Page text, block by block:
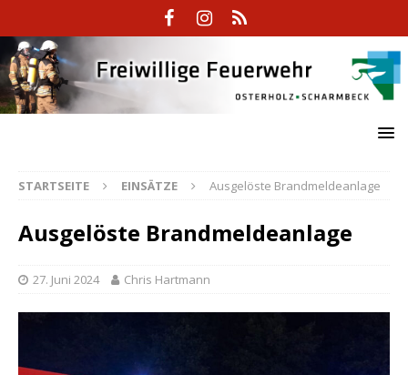
STARTSEITE EINSÄTZE Ausgelöste Brandmeldeanlage
Ausgelöste Brandmeldeanlage
27. Juni 2024 Chris Hartmann